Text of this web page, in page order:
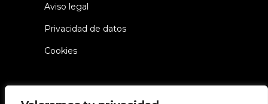
Aviso legal
Privacidad de datos
Cookies